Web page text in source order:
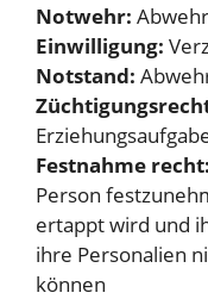
Notwehr:
Einwilligung:
Notstand:
Festnahme recht:
Person
ertappt wird und
ihre Personalien
können